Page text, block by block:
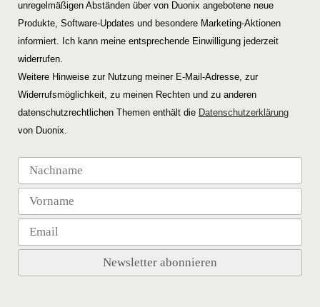
unregelmäßigen Abständen über von Duonix angebotene neue
Produkte, Software-Updates und besondere Marketing-Aktionen
informiert. Ich kann meine entsprechende Einwilligung jederzeit
widerrufen.
Weitere Hinweise zur Nutzung meiner E-Mail-Adresse, zur
Widerrufsmöglichkeit, zu meinen Rechten und zu anderen
datenschutzrechtlichen Themen enthält die Datenschutzerklärung
von Duonix.